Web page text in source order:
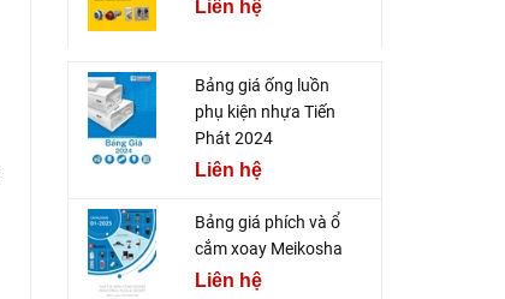
Liên hệ
Bảng giá ống luồn
phụ kiện nhựa Tiến
Phát 2024
Liên hệ
Bảng giá phích và ổ
cắm xoay Meikosha
Liên hệ